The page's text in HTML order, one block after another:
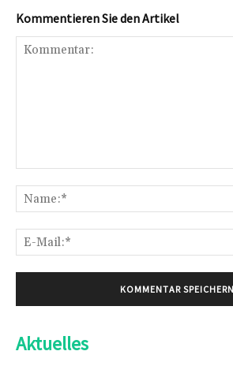
Kommentieren Sie den Artikel
Aktuelles